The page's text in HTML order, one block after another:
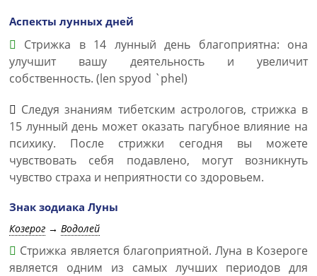
Аспекты лунных дней
Стрижка в 14 лунный день благоприятна: она
улучшит вашу деятельность и увеличит
собственность. (len spyod `phel)
Следуя знаниям тибетским астрологов, стрижка в
15 лунный день может оказать пагубное влияние на
психику. После стрижки сегодня вы можете
чувствовать себя подавлено, могут возникнуть
чувство страха и неприятности со здоровьем.
Знак зодиака Луны
Козерог → Водолей
Стрижка является благоприятной. Луна в Козероге
является одним из самых лучших периодов для